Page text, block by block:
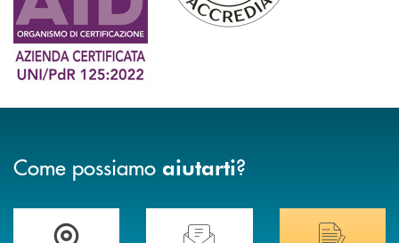
Come possiamo aiutarti?
Trova la filiale più vicina a TeHai bisogno di assistenza immediata?
Hai bisogno di